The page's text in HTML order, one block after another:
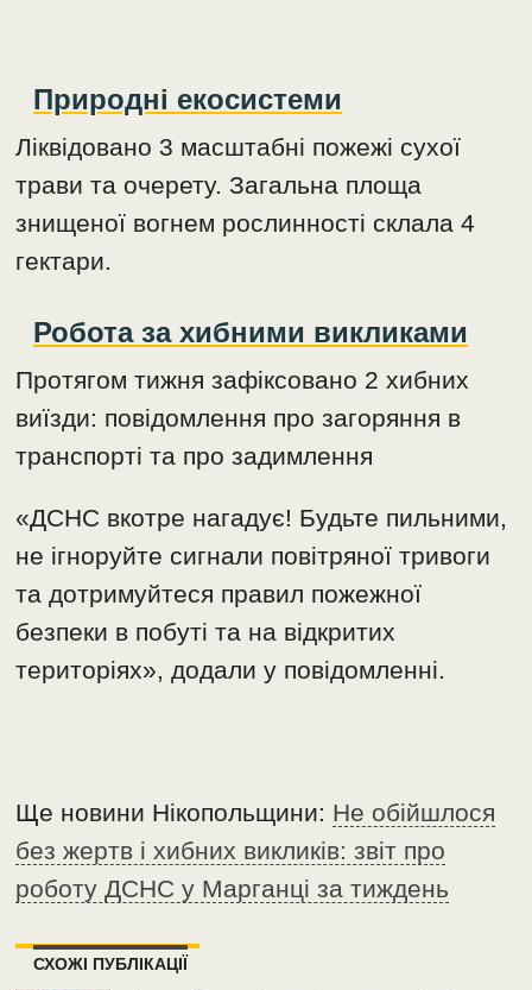
Природні екосистеми
Ліквідовано 3 масштабні пожежі сухої
трави та очерету. Загальна площа
знищеної вогнем рослинності склала 4
гектари.
Робота за хибними викликами
Протягом тижня зафіксовано 2 хибних
виїзди: повідомлення про загоряння в
транспорті та про задимлення
«ДСНС вкотре нагадує! Будьте пильними,
не ігноруйте сигнали повітряної тривоги
та дотримуйтеся правил пожежної
безпеки в побуті та на відкритих
територіях», додали у повідомленні.
Ще новини Нікопольщини: Не обійшлося
без жертв і хибних викликів: звіт про
роботу ДСНС у Марганці за тиждень
СХОЖІ ПУБЛІКАЦІЇ